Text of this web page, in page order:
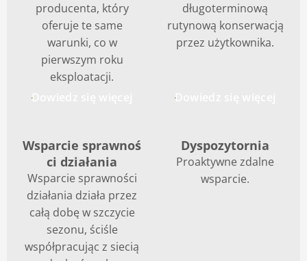
producenta, który
oferuje te same
warunki, co w
pierwszym roku
eksploatacji.
Dowiedz się więcej
długoterminową
rutynową konserwacją
przez użytkownika.
Dowiedz się więcej
Wsparcie sprawnoś
ci działania
Wsparcie sprawności
działania działa przez
całą dobę w szczycie
sezonu, ściśle
współpracując z siecią
Dyspozytornia
Proaktywne zdalne
wsparcie.